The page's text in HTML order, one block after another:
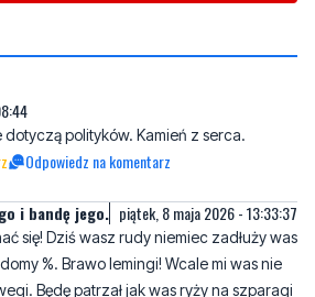
dotyczą polityków. Kamień z serca.
i bandę jego. piątek, 8 maja 2026 - 13:33:37
się! Dziś wasz rudy niemiec zadłuży was
Będę patrzał jak was ryży na szparagi
XD
Odpowiedz na komentarz